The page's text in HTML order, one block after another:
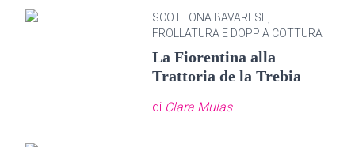
SCOTTONA BAVARESE,
FROLLATURA E DOPPIA COTTURA
La Fiorentina alla
Trattoria de la Trebia
di Clara Mulas